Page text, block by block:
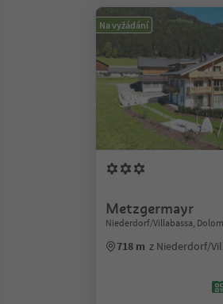
Na vyžádání
Metzgermayr
Niederdorf/Villabassa,
718 m z Niederdorf/